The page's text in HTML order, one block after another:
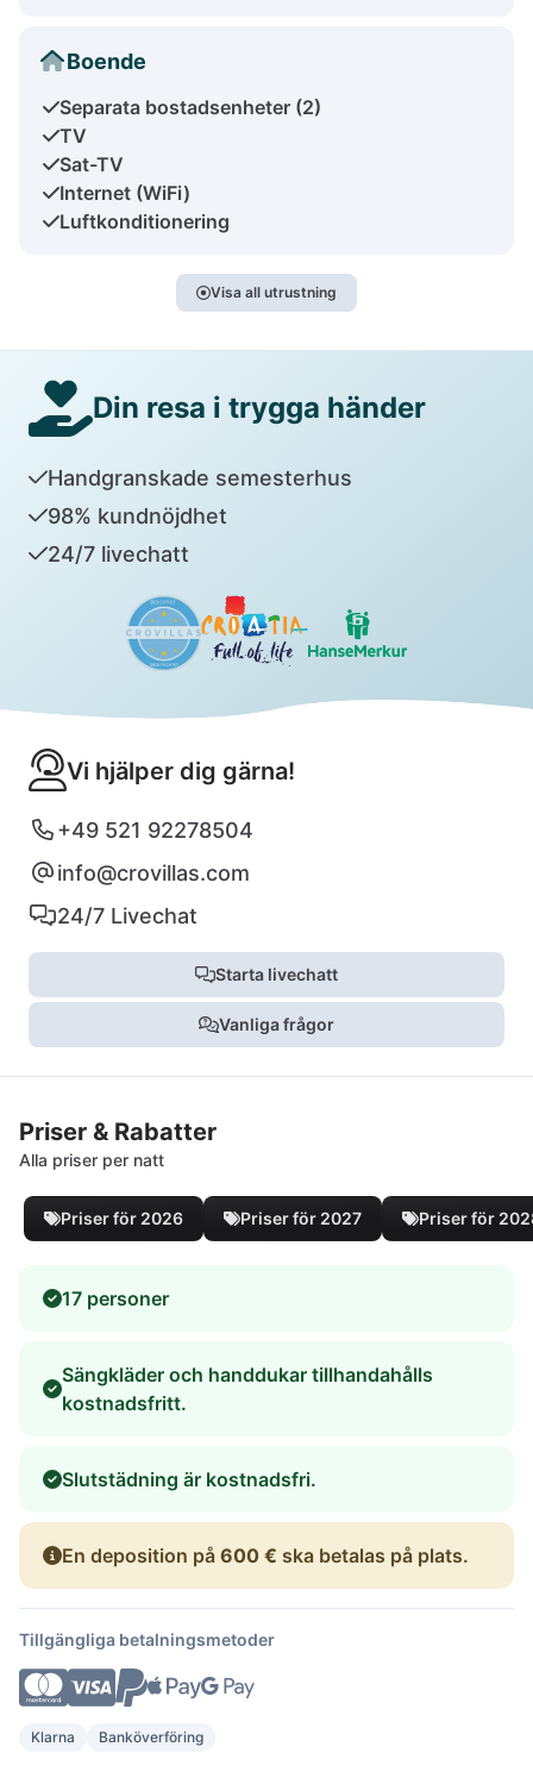
Boende
Separata bostadsenheter (2)
TV
Sat-TV
Internet (WiFi)
Luftkonditionering
Visa all utrustning
Din resa i trygga händer
Handgranskade semesterhus
98% kundnöjdhet
24/7 livechatt
Vi hjälper dig gärna!
+49 521 92278504
info@crovillas.com
24/7 Livechat
Starta livechatt
Vanliga frågor
Priser & Rabatter
Alla priser per natt
Priser för 2026 Priser för 2027 Priser för
17 personer
Sängkläder och handdukar tillhandahålls
kostnadsfritt.
Slutstädning är kostnadsfri.
En deposition på 600 € ska betalas på plats.
Tillgängliga betalningsmetoder
Klarna Banköverföring